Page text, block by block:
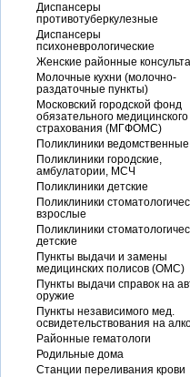
Диспансеры
противотуберкулезные
Диспансеры
психоневрологические
Женские районные
Молочные кухни (молочно-
раздаточные пункты)
Московский городской фонд
обязательного медицинского
страхования (МГФОМС)
Поликлиники ведомственные
Поликлиники городские,
амбулатории, МСЧ
Поликлиники детские
Поликлиники
взрослые
Поликлиники
детские
Пункты выдачи и замены
медицинских полисов (ОМС)
Пункты выдачи справок на
оружие
Пункты независимого мед.
освидетельствования на
Районные гематологи
Родильные дома
Станции переливания крови